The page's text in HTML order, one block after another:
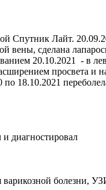
Спутник Лайт.
вены, сделана
20.10.2021 - в
просвета
18.10.2021
диагностировал
болезни,